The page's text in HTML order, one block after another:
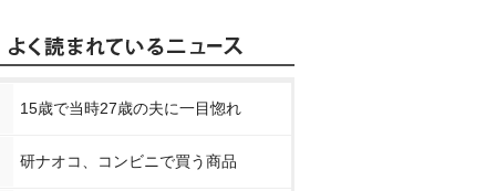
15歳で当時27歳の夫に一目惚れ
研ナオコ、コンビニで買う商品